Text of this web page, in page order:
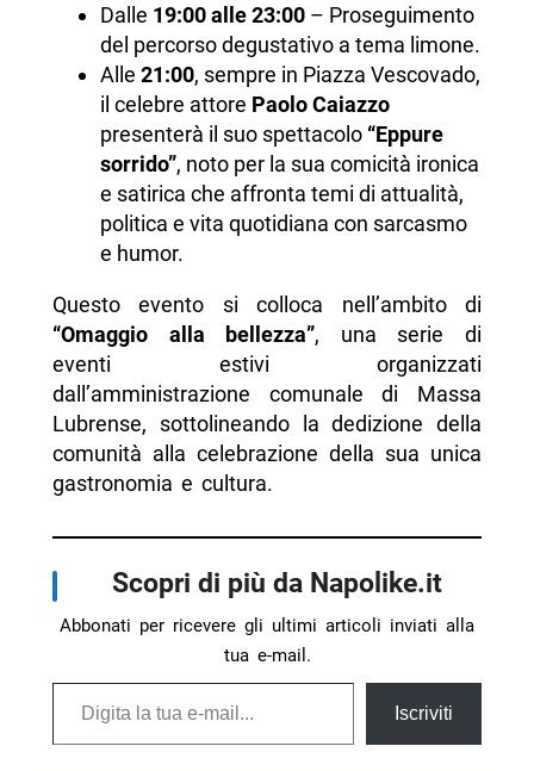
Dalle 19:00 alle 23:00– Proseguimento
del percorso degustativo a tema limone.
Alle 21:00, sempre in Piazza Vescovado,
il celebre attore Paolo Caiazzo
presenterà il suo spettacolo “Eppure
sorrido”, noto per la sua comicità ironica
e satirica che affronta temi di attualità,
politica e vita quotidiana con sarcasmo
e humor.
Questo evento si colloca nell’ambito di
“Omaggio alla bellezza”, una serie di
eventi estivi organizzati
dall’amministrazione comunale di Massa
Lubrense, sottolineando la dedizione della
comunità alla celebrazione della sua unica
gastronomia e cultura.
Scopri di più da Napolike.it
Abbonati per ricevere gli ultimi articoli inviati alla
tua e-mail.
Digita la tua e-mail...
Iscriviti